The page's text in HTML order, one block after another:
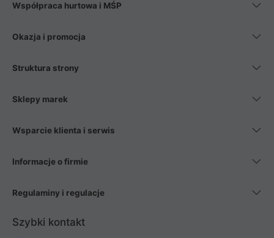
Współpraca hurtowa i MŚP
Okazja i promocja
Struktura strony
Sklepy marek
Wsparcie klienta i serwis
Informacje o firmie
Regulaminy i regulacje
Szybki kontakt